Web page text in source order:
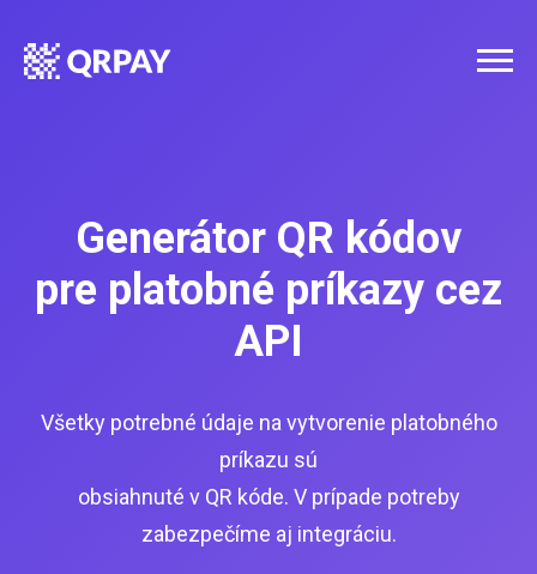
Generátor QR kódov
pre platobné príkazy cez
API
Všetky potrebné údaje na vytvorenie platobného
príkazu sú
obsiahnuté v QR kóde. V prípade potreby
zabezpečíme aj integráciu.